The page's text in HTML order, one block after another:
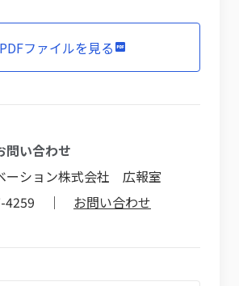
PDFファイルを見る
問い合わせ
ーション株式会社 広報室
4259 ｜ お問い合わせ